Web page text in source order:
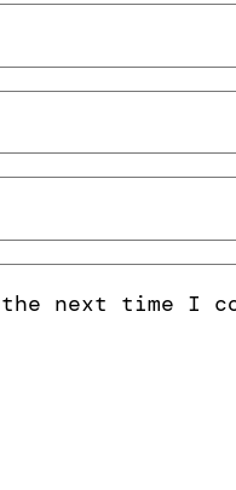
next time I